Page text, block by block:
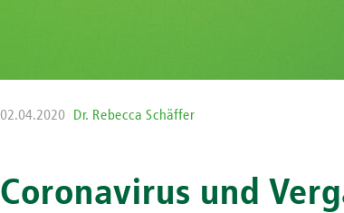
02.04.2020 Dr. Rebecca Schäffer
Coronavirus und